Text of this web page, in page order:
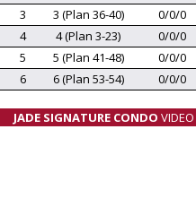
3
3 (Plan 36-40) 0/0/0
4
4 (Plan 3-23) 0/0/0
5
5 (Plan 41-48) 0/0/0
6
6 (Plan 53-54) 0/0/0
JADE SIGNATURE CONDO VIDEO